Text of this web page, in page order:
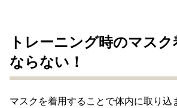
トレーニング時のマス
ならない！
マスクを着用することで体内に取り込